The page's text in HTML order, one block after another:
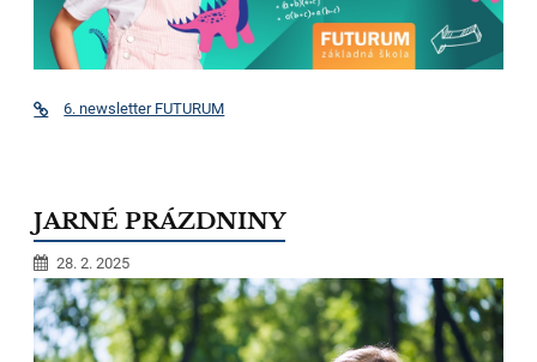
6. newsletter FUTURUM
JARNÉ PRÁZDNINY
28. 2. 2025